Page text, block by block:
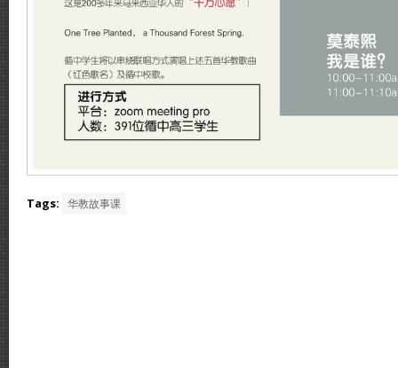
Tags: 华教故事课